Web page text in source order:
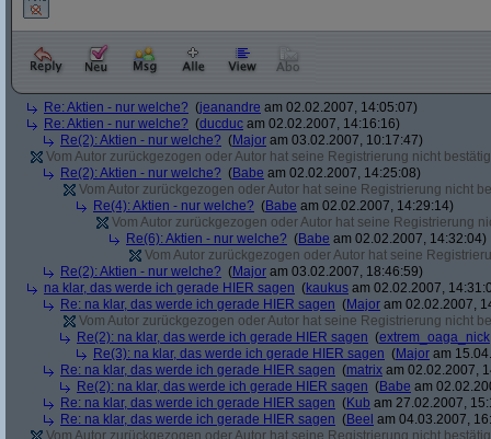
Re: Aktien - nur welche? (jeanandre am 02.02.2007, 14:05:07)
Re: Aktien - nur welche? (ducduc am 02.02.2007, 14:16:16)
Re(2): Aktien - nur welche? (Major am 03.02.2007, 10:17:47)
Vom Autor zurückgezogen oder Autor hat seine Registrierung nicht
Re(2): Aktien - nur welche? (Babe am 02.02.2007, 14:25:08)
Vom Autor zurückgezogen oder Autor hat seine Registrierung nicht
Re(4): Aktien - nur welche? (Babe am 02.02.2007, 14:29:14)
Vom Autor zurückgezogen oder Autor hat seine Registrierung
Re(6): Aktien - nur welche? (Babe am 02.02.2007, 14:32:04)
Vom Autor zurückgezogen oder Autor hat seine
Re(2): Aktien - nur welche? (Major am 03.02.2007, 18:46:59)
na klar, das werde ich gerade HIER sagen (kaukus am 02.02.2007,
Re: na klar, das werde ich gerade HIER sagen (Major am 02.02.2007,
Vom Autor zurückgezogen oder Autor hat seine Registrierung nicht
Re(2): na klar, das werde ich gerade HIER sagen (extrem_oaga_nick
Re(3): na klar, das werde ich gerade HIER sagen (Major am
Re: na klar, das werde ich gerade HIER sagen (matrix am 02.02.2007,
Re(2): na klar, das werde ich gerade HIER sagen (Babe am
Re: na klar, das werde ich gerade HIER sagen (Kub am 27.02.2007,
Re: na klar, das werde ich gerade HIER sagen (Beel am 04.03.2007,
Vom Autor zurückgezogen oder Autor hat seine Registrierung nicht